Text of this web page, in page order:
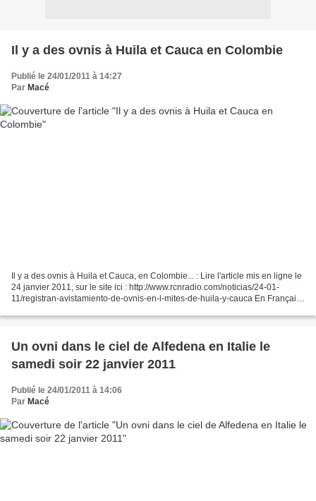
Il y a des ovnis à Huila et Cauca en Colombie
Publié le 24/01/2011 à 14:27
Par Macé
Il y a des ovnis à Huila et Cauca, en Colombie... : Lire l'article mis en ligne le
24 janvier 2011, sur le site ici : http://www.rcnradio.com/noticias/24-01-
11/registran-avistamiento-de-ovnis-en-l-mites-de-huila-y-cauca En Français :
u=http%3A%2F%2Fwww.rcnradio.com%2Fnoticias%2F24-01-
cauca&sl=es&tl=fr&hl=&ie=UTF-8...
Un ovni dans le ciel de Alfedena en Italie le
samedi soir 22 janvier 2011
Publié le 24/01/2011 à 14:06
Par Macé